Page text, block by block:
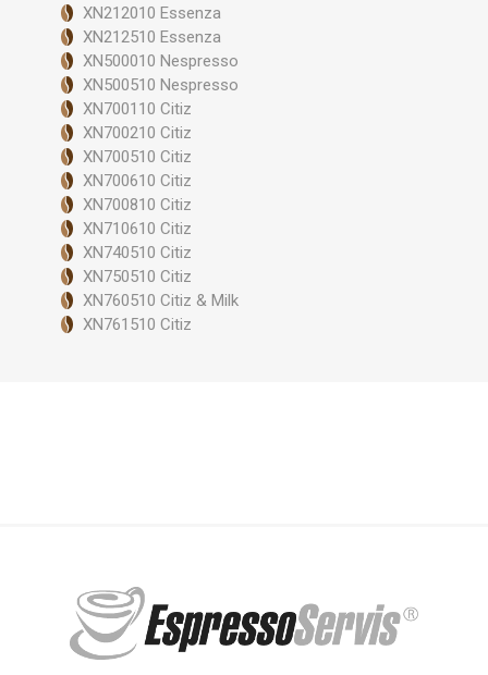
XN212010 Essenza
XN212510 Essenza
XN500010 Nespresso
XN500510 Nespresso
XN700110 Citiz
XN700210 Citiz
XN700510 Citiz
XN700610 Citiz
XN700810 Citiz
XN710610 Citiz
XN740510 Citiz
XN750510 Citiz
XN760510 Citiz & Milk
XN761510 Citiz